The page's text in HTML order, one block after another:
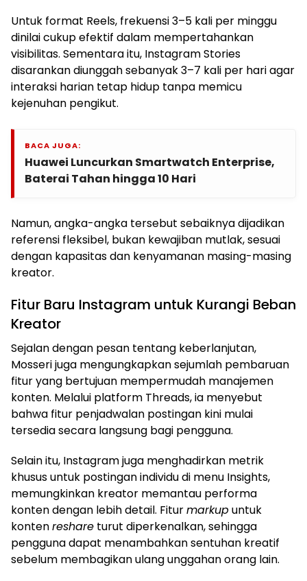
Untuk format Reels, frekuensi 3–5 kali per minggu
dinilai cukup efektif dalam mempertahankan
visibilitas. Sementara itu, Instagram Stories
disarankan diunggah sebanyak 3–7 kali per hari agar
interaksi harian tetap hidup tanpa memicu
kejenuhan pengikut.
BACA JUGA:
Huawei Luncurkan Smartwatch Enterprise,
Baterai Tahan hingga 10 Hari
Namun, angka-angka tersebut sebaiknya dijadikan
referensi fleksibel, bukan kewajiban mutlak, sesuai
dengan kapasitas dan kenyamanan masing-masing
kreator.
Fitur Baru Instagram untuk Kurangi Beban
Kreator
Sejalan dengan pesan tentang keberlanjutan,
Mosseri juga mengungkapkan sejumlah pembaruan
fitur yang bertujuan mempermudah manajemen
konten. Melalui platform Threads, ia menyebut
bahwa fitur penjadwalan postingan kini mulai
tersedia secara langsung bagi pengguna.
Selain itu, Instagram juga menghadirkan metrik
khusus untuk postingan individu di menu Insights,
memungkinkan kreator memantau performa
konten dengan lebih detail. Fiturmarkupuntuk
kontenreshare turut diperkenalkan, sehingga
pengguna dapat menambahkan sentuhan kreatif
sebelum membagikan ulang unggahan orang lain.